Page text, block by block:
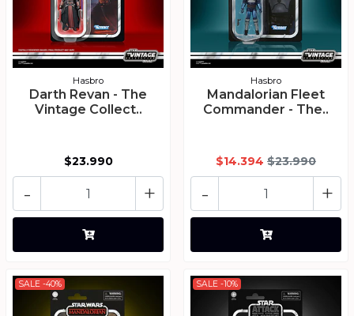
Hasbro
Darth Revan - The
Vintage Collect..
$23.990
+
-
Hasbro
Mandalorian Fleet
Commander - The..
$14.394 $23.990
+
-
SALE -40% SALE -10%